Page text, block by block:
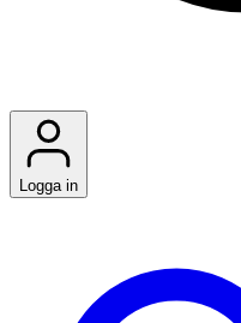
Logga in